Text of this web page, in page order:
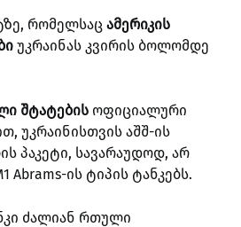
რომელსაც ამერიკის
უკრაინას კვირის ბოლომდე
შტატების ოფიციალური
უკრაინისთვის აშშ-ის
პაკეტი, სავარაუდოდ, არ
Abrams-ის ტიპის ტანკებს.
ძალიან რთული